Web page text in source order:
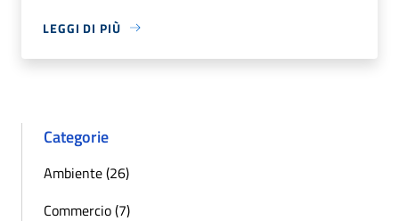
LEGGI DI PIÙ
Categorie
Ambiente (26)
Commercio (7)